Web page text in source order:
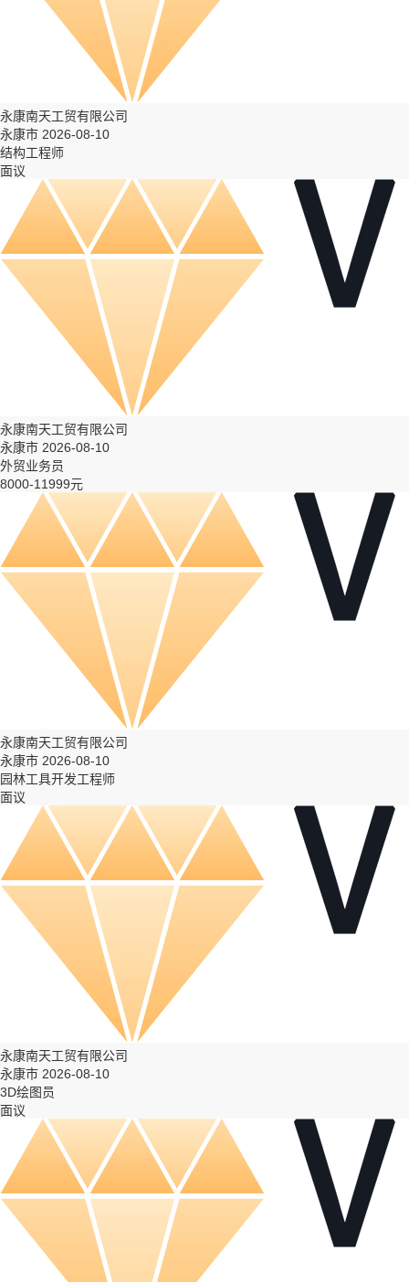
永康南天工贸有限公司
永康市 2026-08-10
结构工程师
面议
永康南天工贸有限公司
永康市 2026-08-10
外贸业务员
8000-11999元
永康南天工贸有限公司
永康市 2026-08-10
园林工具开发工程师
面议
永康南天工贸有限公司
永康市 2026-08-10
3D绘图员
面议